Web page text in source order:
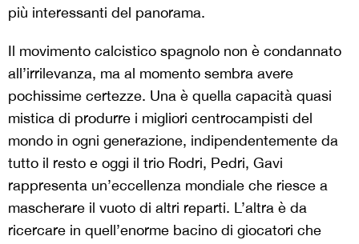
più interessanti del panorama.
Il movimento calcistico spagnolo non è condannato
all’irrilevanza, ma al momento sembra avere
pochissime certezze. Una è quella capacità quasi
mistica di produrre i migliori centrocampisti del
mondo in ogni generazione, indipendentemente da
tutto il resto e oggi il trio Rodri, Pedri, Gavi
rappresenta un’eccellenza mondiale che riesce a
mascherare il vuoto di altri reparti. L’altra è da
ricercare in quell’enorme bacino di giocatori che